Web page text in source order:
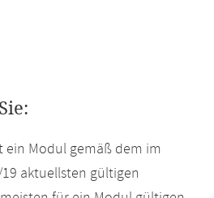
ein Modul gemäß dem im
aktuellsten gültigen